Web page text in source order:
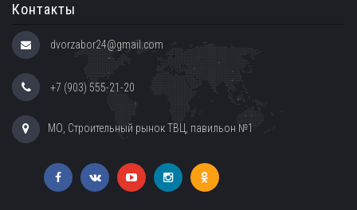
Контакты
dvorzabor24@gmail.com
+7 (903) 555-21-20
МО, Строительный рынок ТВЦ, павильон №1